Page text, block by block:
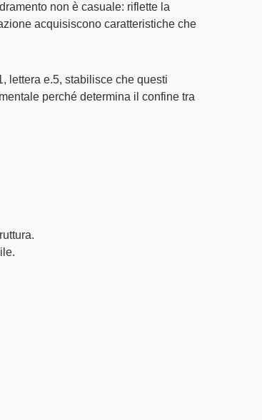
non è casuale: riflette la
acquisiscono caratteristiche che
lettera e.5, stabilisce che questi
perché determina il confine tra